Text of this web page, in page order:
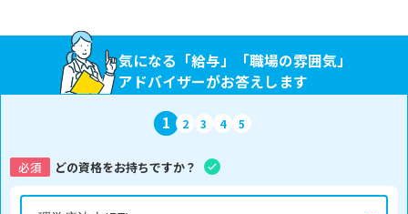
気になる「給与」「職場の雰囲気」
アドバイザーがお答えします
1 2 3 4 5
必須 どの資格をお持ちですか？